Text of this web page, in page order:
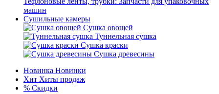
машин
Сушильные камеры
Сушка овощей
Туннельная сушка
Сушка краски
Сушка древесины
Новинка Новинки
Хит Хиты продаж
% Скидки